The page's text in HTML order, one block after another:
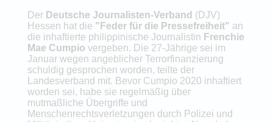
Der Deutsche Journalisten-Verband (DJV)
Hessen hat die "Feder für die Pressefreiheit" an
die inhaftierte philippinische Journalistin Frenchie
Mae Cumpio vergeben. Die 27-Jährige sei im
Januar wegen angeblicher Terrorfinanzierung
schuldig gesprochen worden, teilte der
Landesverband mit. Bevor Cumpio 2020 inhaftiert
worden sei, habe sie regelmäßig über
mutmaßliche Übergriffe und
Menschenrechtsverletzungen durch Polizei und